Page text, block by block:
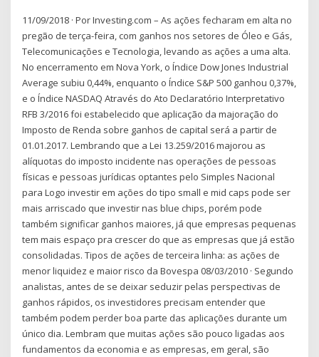
11/09/2018 · Por Investing.com – As ações fecharam em alta no
pregão de terça-feira, com ganhos nos setores de Óleo e Gás,
Telecomunicações e Tecnologia, levando as ações a uma alta.
No encerramento em Nova York, o Índice Dow Jones Industrial
Average subiu 0,44%, enquanto o Índice S&P 500 ganhou 0,37%,
e o Índice NASDAQ Através do Ato Declaratório Interpretativo
RFB 3/2016 foi estabelecido que aplicação da majoração do
Imposto de Renda sobre ganhos de capital será a partir de
01.01.2017. Lembrando que a Lei 13.259/2016 majorou as
alíquotas do imposto incidente nas operações de pessoas
físicas e pessoas jurídicas optantes pelo Simples Nacional
para Logo investir em ações do tipo small e mid caps pode ser
mais arriscado que investir nas blue chips, porém pode
também significar ganhos maiores, já que empresas pequenas
tem mais espaço pra crescer do que as empresas que já estão
consolidadas. Tipos de ações de terceira linha: as ações de
menor liquidez e maior risco da Bovespa 08/03/2010 · Segundo
analistas, antes de se deixar seduzir pelas perspectivas de
ganhos rápidos, os investidores precisam entender que
também podem perder boa parte das aplicações durante um
único dia. Lembram que muitas ações são pouco ligadas aos
fundamentos da economia e as empresas, em geral, são